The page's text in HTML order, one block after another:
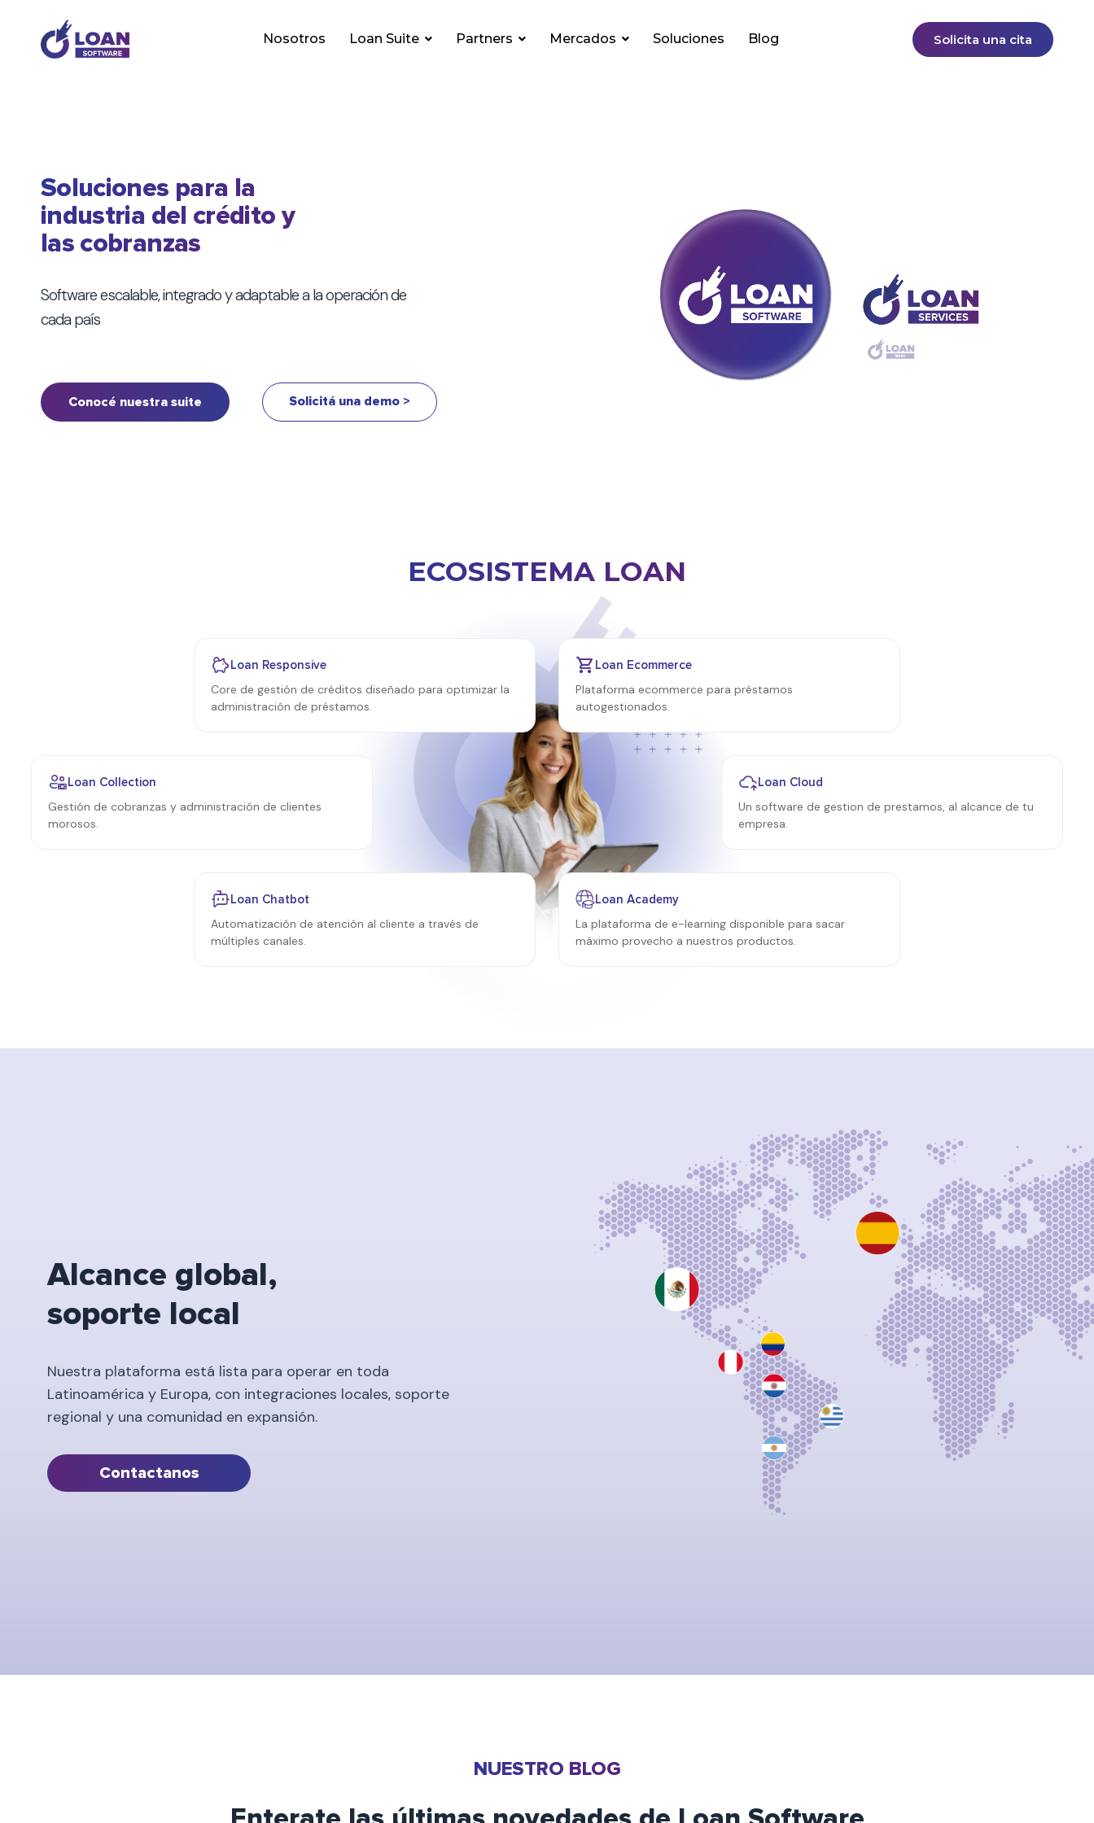
Nosotros Loan Suite Partners Mercados Soluciones Blog Solicita una cita
Soluciones para la
industria del crédito y
las cobranzas
Software escalable, integrado y adaptable a la operación de
cada país
Conocé nuestra suite Solicitá una demo >
ECOSISTEMA LOAN
Loan Responsive
Core de gestión de créditos diseñado para optimizar la
administración de préstamos.
Loan Ecommerce
Plataforma ecommerce para préstamos
autogestionados.
Loan Collection
Gestión de cobranzas y administración de clientes
morosos.
Loan Cloud
Un software de gestion de prestamos, al alcance de tu
empresa.
Loan Chatbot
Automatización de atención al cliente a través de
múltiples canales.
Loan Academy
La plataforma de e-learning disponible para sacar
máximo provecho a nuestros productos.
Alcance global,
soporte local
Nuestra plataforma está lista para operar en toda
Latinoamérica y Europa, con integraciones locales, soporte
regional y una comunidad en expansión.
Contactanos
NUESTRO BLOG